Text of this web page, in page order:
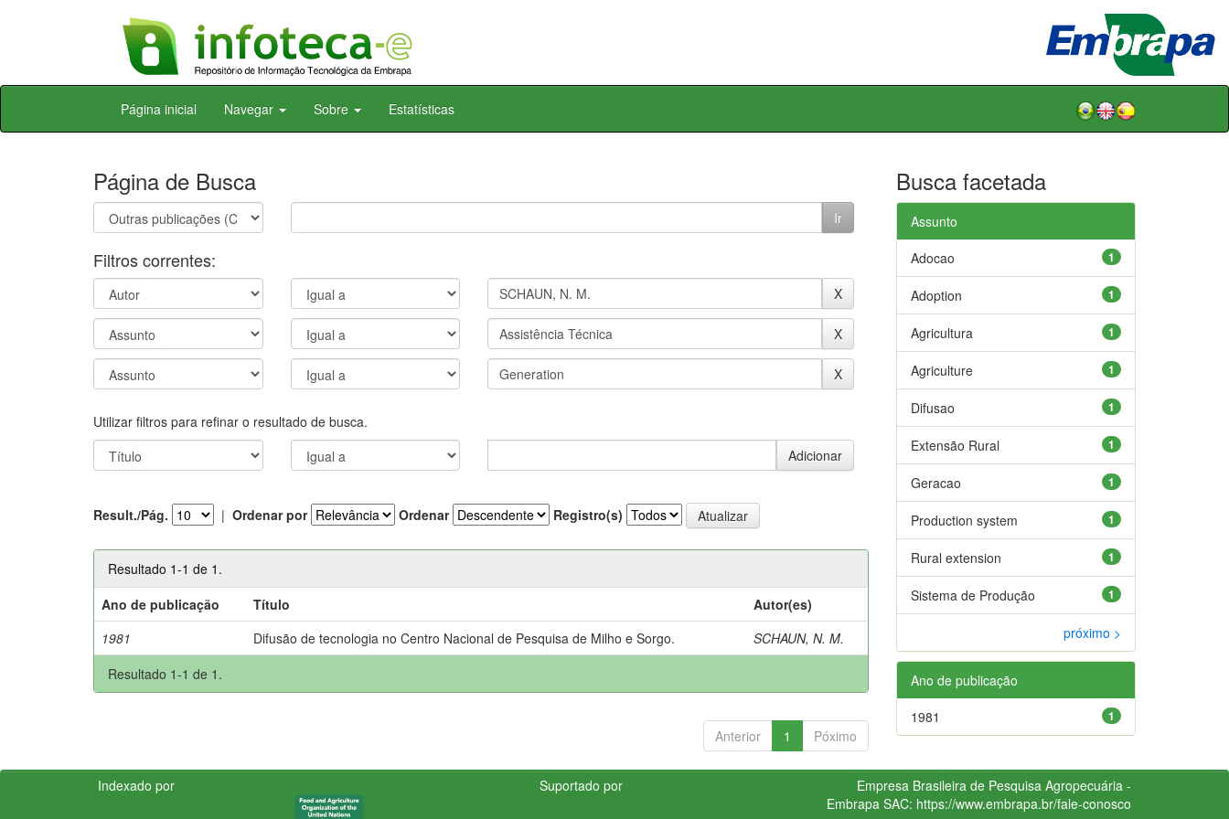
Skip
Página inicial Navegar Sobre Estatísticas
Página de Busca
Filtros correntes:
Utilizar filtros para refinar o resultado de busca.
Result./Pág. | Ordenar por Ordenar Registro(s)
Resultado 1-1 de 1.
Ano de publicação
Título
Autor(es)
1981
Difusão de tecnologia no Centro Nacional de Pesquisa de Milho e Sorgo.
SCHAUN, N. M.
Resultado 1-1 de 1.
Anterior 1 Póximo
Busca facetada
Assunto
1
Adocao
1
Adoption
1
Agricultura
1
Agriculture
1
Difusao
1
Extensão Rural
1
Geracao
1
Production system
1
Rural extension
1
Sistema de Produção
próximo >
Ano de publicação
1
1981
Indexado por Suportado por
Empresa Brasileira de Pesquisa Agropecuária -
Embrapa SAC: https://www.embrapa.br/fale-conosco